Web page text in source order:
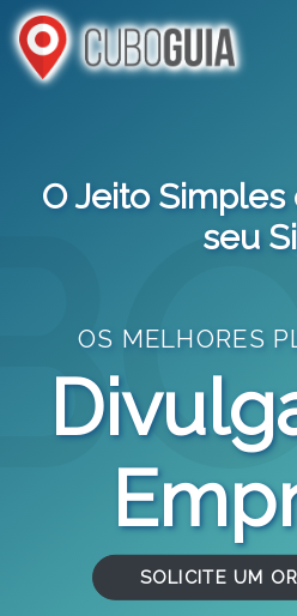
O Jeito
seu
OS MELHORES
SOLICITE UM